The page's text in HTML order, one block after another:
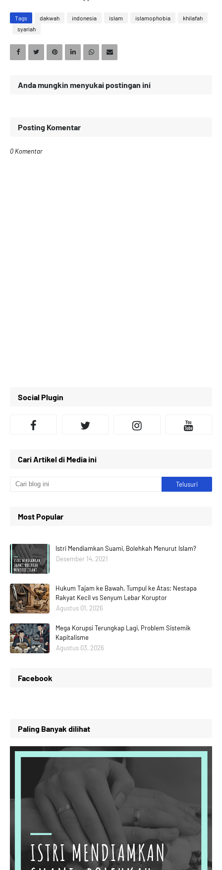
Tags dakwah indonesia islam islamophobia
khilafah
syariah
Anda mungkin menyukai postingan ini
Posting Komentar
0 Komentar
Social Plugin
Cari Artikel di Media ini
Most Popular
Istri Mendiamkan Suami, Bolehkah Menurut Islam?
Desember 14, 2021
Hukum Tajam ke Bawah, Tumpul ke Atas: Nestapa
Rakyat Kecil vs Senyum Lebar Koruptor
Agustus 01, 2026
Mega Korupsi Terungkap Lagi, Problem Sistemik
Kapitalisme
Agustus 03, 2026
Facebook
Paling Banyak dilihat